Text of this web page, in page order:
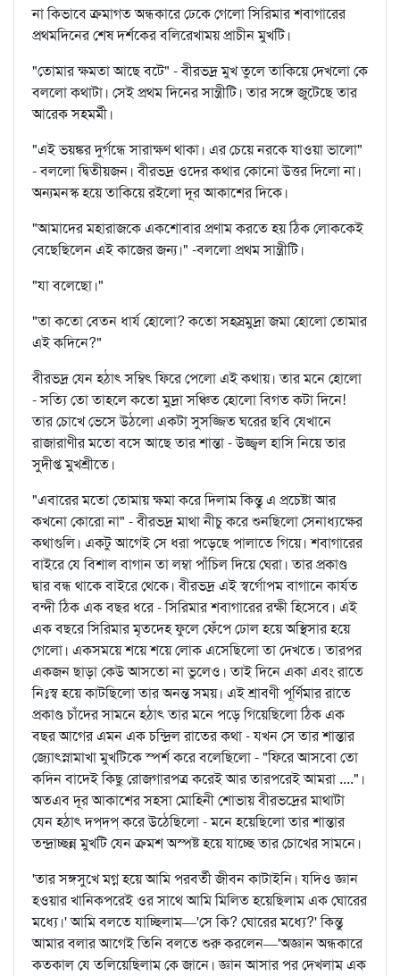
না কিভাবে ক্রমাগত অন্ধকারে ঢেকে গেলো সিরিমার শবাগারের
প্রথমদিনের শেষ দর্শকের বলিরেখাময় প্রাচীন মুখটি।
"তোমার ক্ষমতা আছে বটে" - বীরভদ্র মুখ তুলে তাকিয়ে দেখলো কে
বললো কথাটা। সেই প্রথম দিনের সান্ত্রীটি। তার সঙ্গে জুটেছে তার
আরেক সহমর্মী।
"এই ভয়ঙ্কর দুর্গন্ধে সারাক্ষণ থাকা। এর চেয়ে নরকে যাওয়া ভালো"
- বললো দ্বিতীয়জন। বীরভদ্র ওদের কথার কোনো উত্তর দিলো না।
অন্যমনস্ক হয়ে তাকিয়ে রইলো দূর আকাশের দিকে।
"আমাদের মহারাজকে একশোবার প্রণাম করতে হয় ঠিক লোককেই
বেছেছিলেন এই কাজের জন্য।" -বললো প্রথম সান্ত্রীটি।
"যা বলেছো।"
"তা কতো বেতন ধার্য হোলো? কতো সহস্রমুদ্রা জমা হোলো তোমার
এই কদিনে?"
বীরভদ্র যেন হঠাৎ সম্বিৎ ফিরে পেলো এই কথায়। তার মনে হোলো
- সত্যি তো তাহলে কতো মুদ্রা সঞ্চিত হোলো বিগত কটা দিনে!
তার চোখে ভেসে উঠলো একটা সুসজ্জিত ঘরের ছবি যেখানে
রাজারাণীর মতো বসে আছে তার শান্তা - উজ্জ্বল হাসি নিয়ে তার
সুদীপ্ত মুখশ্রীতে।
"এবারের মতো তোমায় ক্ষমা করে দিলাম কিন্তু এ প্রচেষ্টা আর
কখনো কোরো না" - বীরভদ্র মাথা নীচু করে শুনছিলো সেনাধ্যক্ষের
কথাগুলি। একটু আগেই সে ধরা পড়েছে পালাতে গিয়ে। শবাগারের
বাইরে যে বিশাল বাগান তা লম্বা পাঁচিল দিয়ে ঘেরা। তার প্রকাণ্ড
দ্বার বন্ধ থাকে বাইরে থেকে। বীরভদ্র এই স্বর্গোপম বাগানে কার্যত
বন্দী ঠিক এক বছর ধরে - সিরিমার শবাগারের রক্ষী হিসেবে। এই
এক বছরে সিরিমার মৃতদেহ ফুলে ফেঁপে ঢোল হয়ে অস্থিসার হয়ে
গেলো। একসময়ে শয়ে শয়ে লোক এসেছিলো তা দেখতে। তারপর
একজন ছাড়া কেউ আসতো না ভুলেও। তাই দিনে একা এবং রাতে
নিঃস্ব হয়ে কাটছিলো তার অনন্ত সময়। এই শ্রাবণী পূর্ণিমার রাতে
প্রকাণ্ড চাঁদের সামনে হঠাৎ তার মনে পড়ে গিয়েছিলো ঠিক এক
বছর আগের এমন এক চন্দ্রিল রাতের কথা - যখন সে তার শান্তার
জ্যোৎস্নামাখা মুখটিকে স্পর্শ করে বলেছিলো - "ফিরে আসবো তো
কদিন বাদেই কিছু রোজগারপত্র করেই আর তারপরেই আমরা ...."।
অতএব দূর আকাশের সহসা মোহিনী শোভায় বীরভদ্রের মাথাটা
যেন হঠাৎ দপ্‌দপ্‌ করে উঠেছিলো - মনে হয়েছিলো তার শান্তার
তন্দ্রাচ্ছন্ন মুখটি যেন ক্রমশ অস্পষ্ট হয়ে যাচ্ছে তার চোখের সামনে।
'তার সঙ্গসুখে মগ্ন হয়ে আমি পরবর্তী জীবন কাটাইনি। যদিও জ্ঞান
হওয়ার খানিকপরেই ওর সাথে আমি মিলিত হয়েছিলাম এক ঘোরের
মধ্যে।' আমি বলতে যাচ্ছিলাম—'সে কি? ঘোরের মধ্যে?' কিন্তু
আমার বলার আগেই তিনি বলতে শুরু করলেন—'অজ্ঞান অন্ধকারে
কতকাল যে তলিয়েছিলাম কে জানে। জ্ঞান আসার পর দেখলাম এক